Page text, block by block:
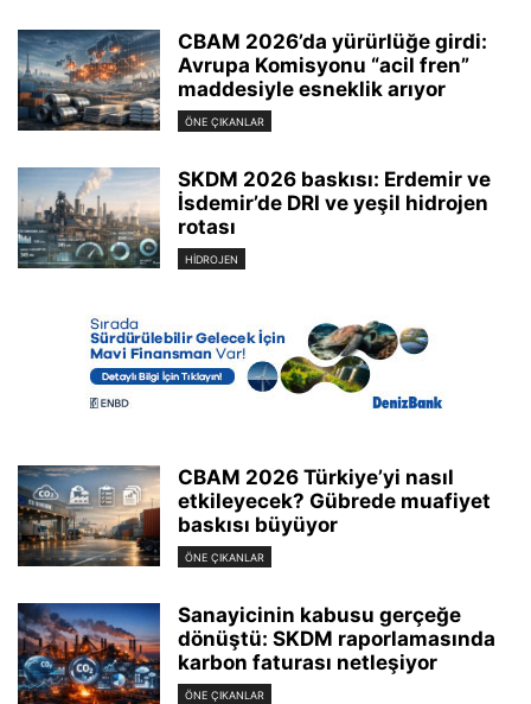
CBAM 2026’da yürürlüğe girdi:
Avrupa Komisyonu “acil fren”
maddesiyle esneklik arıyor
ÖNE ÇIKANLAR
SKDM 2026 baskısı: Erdemir ve
İsdemir’de DRI ve yeşil hidrojen
rotası
HIDROJEN
CBAM 2026 Türkiye’yi nasıl
etkileyecek? Gübrede muafiyet
baskısı büyüyor
ÖNE ÇIKANLAR
Sanayicinin kabusu gerçeğe
dönüştü: SKDM raporlamasında
karbon faturası netleşiyor
ÖNE ÇIKANLAR